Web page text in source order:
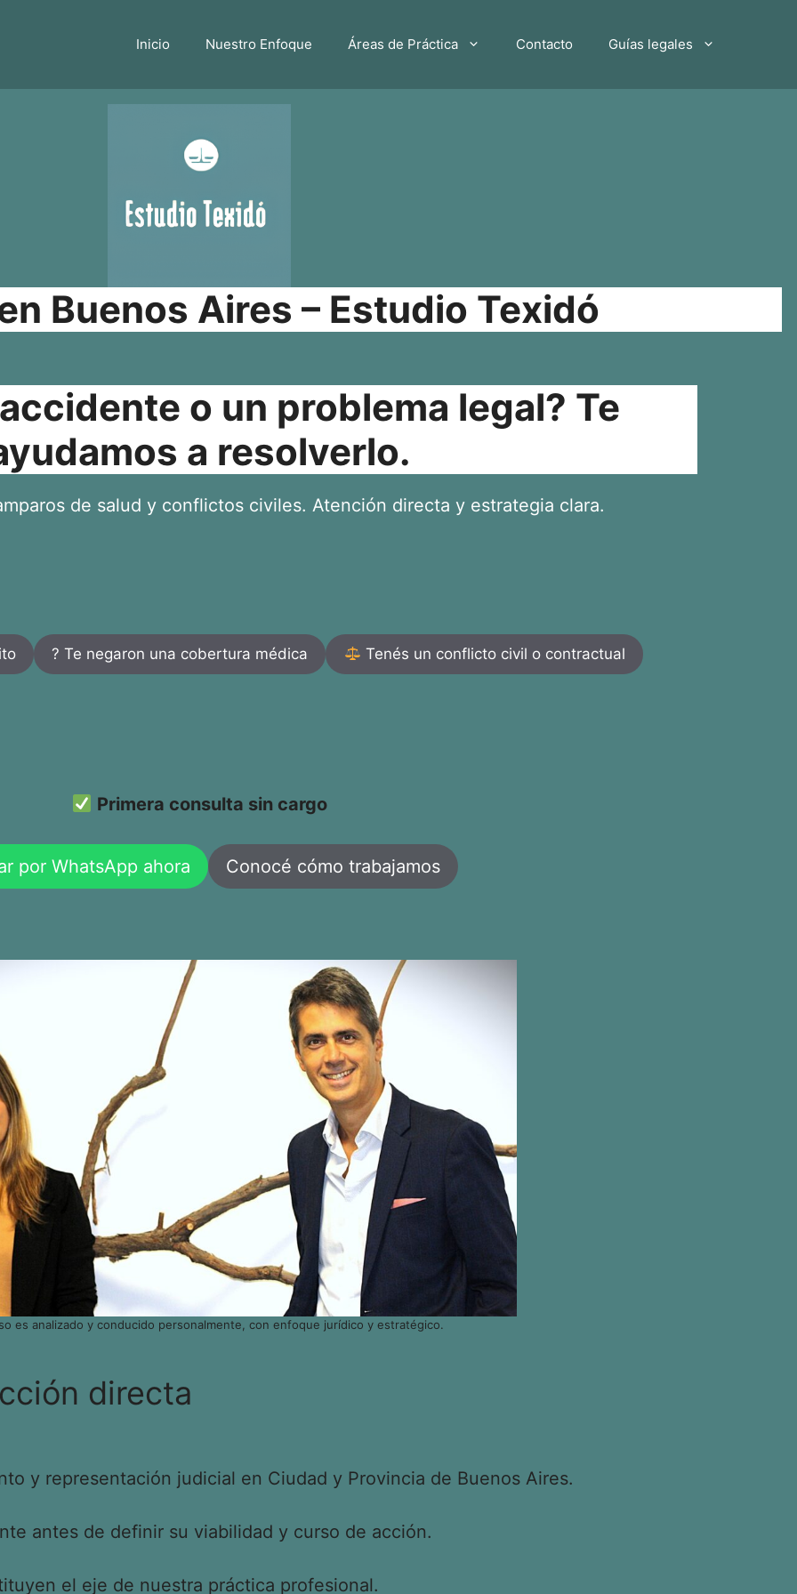
Inicio Nuestro Enfoque Áreas de Práctica Contacto Guías legales
Buenos Aires – Estudio Texidó
o un problema legal? Te
a resolverlo.
de salud y conflictos civiles. Atención directa y estrategia clara.
? Te negaron una cobertura médica Tenés un conflicto civil o contractual
Primera consulta sin cargo
por WhatsApp ahora Conocé cómo trabajamos
es analizado y conducido personalmente, con enfoque jurídico y estratégico.
directa
y representación judicial en Ciudad y Provincia de Buenos Aires.
antes de definir su viabilidad y curso de acción.
el eje de nuestra práctica profesional.